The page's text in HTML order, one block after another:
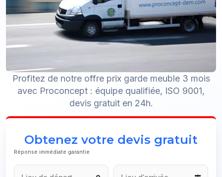
Profitez de notre offre prix garde meuble 3 mois
avec Proconcept : équipe qualifiée, ISO 9001,
devis gratuit en 24h.
Obtenez votre devis gratuit
Réponse immédiate garantie